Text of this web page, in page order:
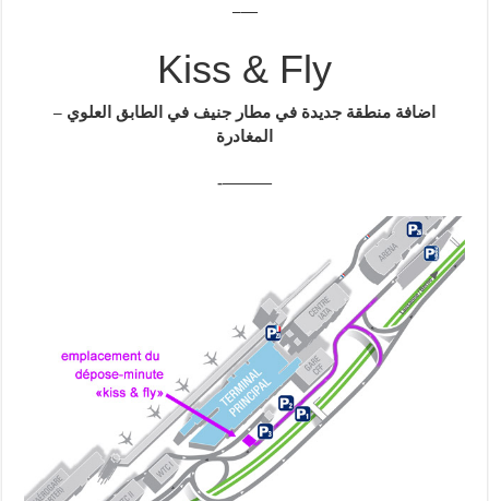
—–
Kiss & Fly
اضافة منطقة جديدة في مطار جنيف في الطابق العلوي –
المغادرة
———-